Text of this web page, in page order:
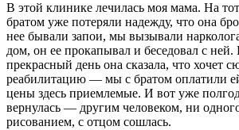
В этой клинике лечилась моя мама. На
братом уже потеряли надежду, что она
нее бывали запои, мы вызывали
дом, он ее прокапывал и беседовал с ней.
прекрасный день она сказала, что хочет
реабилитацию — мы с братом оплатили
цены здесь приемлемые. И вот уже
вернулась — другим человеком, ни
рисованием, с отцом сошлась.